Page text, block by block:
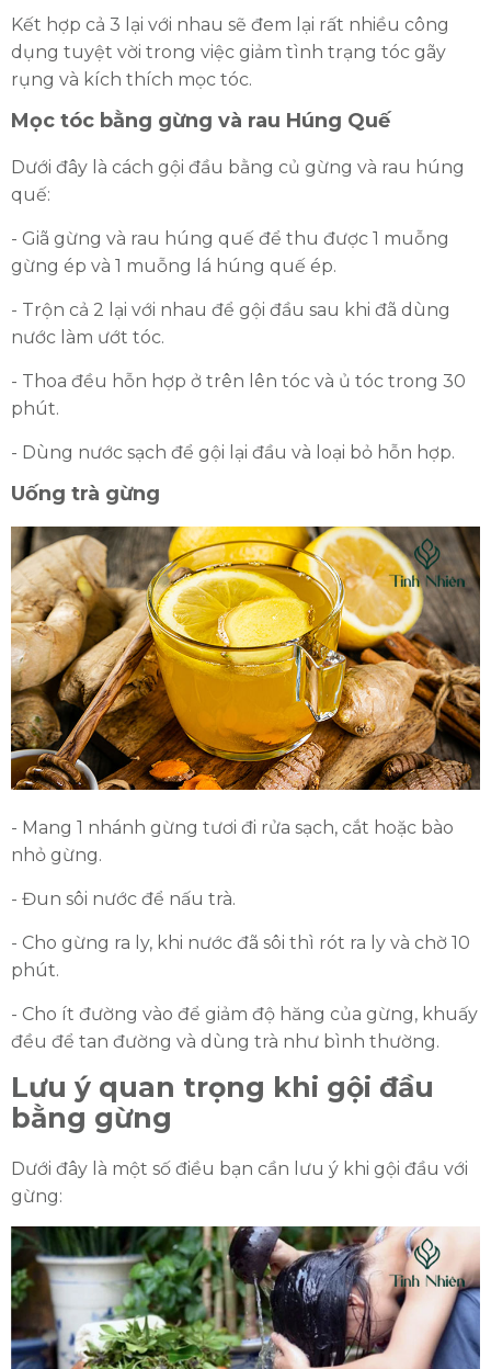
Kết hợp cả 3 lại với nhau sẽ đem lại rất nhiều công
dụng tuyệt vời trong việc giảm tình trạng tóc gãy
rụng và kích thích mọc tóc.
Mọc tóc bằng gừng và rau Húng Quế
Dưới đây là cách gội đầu bằng củ gừng và rau húng
quế:
- Giã gừng và rau húng quế để thu được 1 muỗng
gừng ép và 1 muỗng lá húng quế ép.
- Trộn cả 2 lại với nhau để gội đầu sau khi đã dùng
nước làm ướt tóc.
- Thoa đều hỗn hợp ở trên lên tóc và ủ tóc trong 30
phút.
- Dùng nước sạch để gội lại đầu và loại bỏ hỗn hợp.
Uống trà gừng
- Mang 1 nhánh gừng tươi đi rửa sạch, cắt hoặc bào
nhỏ gừng.
- Đun sôi nước để nấu trà.
- Cho gừng ra ly, khi nước đã sôi thì rót ra ly và chờ 10
phút.
- Cho ít đường vào để giảm độ hăng của gừng, khuấy
đều để tan đường và dùng trà như bình thường.
Lưu ý quan trọng khi gội đầu
bằng gừng
Dưới đây là một số điều bạn cần lưu ý khi gội đầu với
gừng: